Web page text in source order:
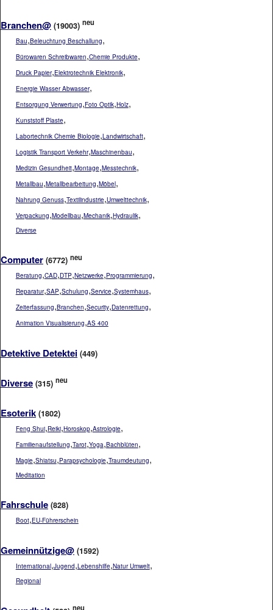
Branchen@ (19003) neu
Bau,Beleuchtung Beschallung,
Bürowaren Schreibwaren,Chemie Produkte,
Druck Papier,Elektrotechnik Elektronik,
Energie Wasser Abwasser,
Entsorgung Verwertung,Foto Optik,Holz,
Kunststoff Plaste,
Labortechnik Chemie Biologie,Landwirtschaft,
Logistik Transport Verkehr,Maschinenbau,
Medizin Gesundheit,Montage,Messtechnik,
Metallbau,Metallbearbeitung,Möbel,
Nahrung Genuss,Textilindustrie,Umwelttechnik,
Verpackung,Modellbau,Mechanik,Hydraulik,
Diverse
Computer (6772) neu
Beratung,CAD,DTP,Netzwerke,Programmierung,
Reparatur,SAP,Schulung,Service,Systemhaus,
Zeiterfassung,Branchen,Security,Datenrettung,
Animation Visualisierung,AS 400
Detektive Detektei (449)
Diverse (315) neu
Esoterik (1802)
Feng Shui,Reiki,Horoskop,Astrologie,
Familienaufstellung,Tarot,Yoga,Bachblüten,
Magie,Shiatsu,Parapsychologie,Traumdeutung,
Meditation
Fahrschule (828)
Boot,EU-Führerschein
Gemeinnützige@ (1592)
International,Jugend,Lebenshilfe,Natur Umwelt,
Regional
neu